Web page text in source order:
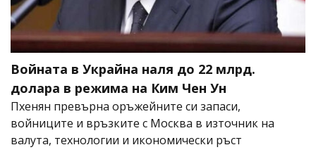
Войната в Украйна наля до 22 млрд.
долара в режима на Ким Чен Ун
Пхенян превърна оръжейните си запаси,
войниците и връзките с Москва в източник на
валута, технологии и икономически ръст